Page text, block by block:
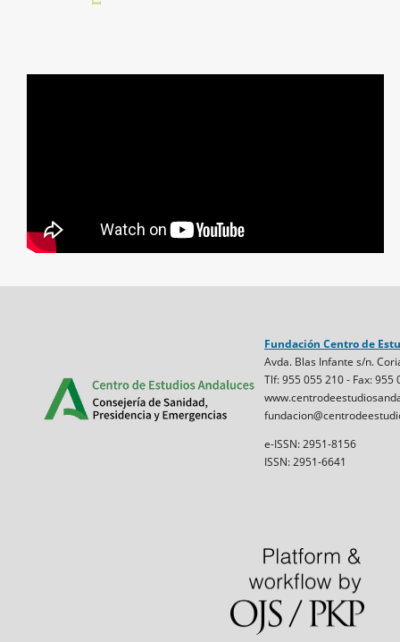
Fundación Centro de
Avda. Blas Infante s/n.
Tlf: 955 055 210 - Fax: 955
e-ISSN: 2951-8156
ISSN: 2951-6641